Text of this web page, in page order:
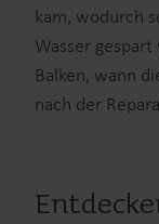
kam, wodurch
Wasser
Balken, wann
nach der